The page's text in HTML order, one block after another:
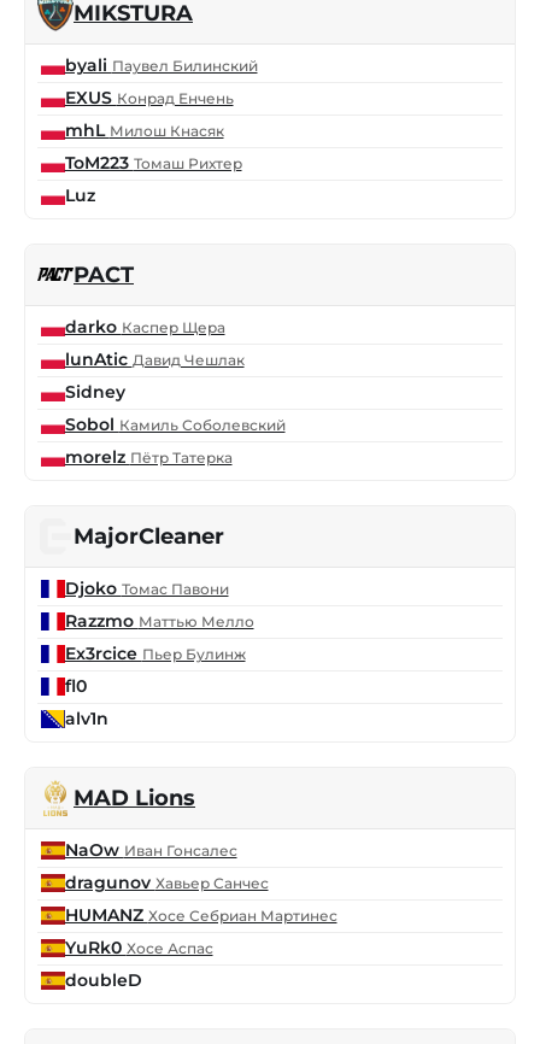
MIKSTURA
byali Паувел Билинский
EXUS Конрад Енчень
mhL Милош Кнасяк
ToM223 Томаш Рихтер
Luz
PACT
darko Каспер Щера
lunAtic Давид Чешлак
Sidney
Sobol Камиль Соболевский
morelz Пётр Татерка
MajorCleaner
Djoko Томас Павони
Razzmo Маттью Мелло
Ex3rcice Пьер Булинж
fl0
alv1n
MAD Lions
NaOw Иван Гонсалес
dragunov Хавьер Санчес
HUMANZ Хосе Себриан Мартинес
YuRk0 Хосе Аспас
doubleD